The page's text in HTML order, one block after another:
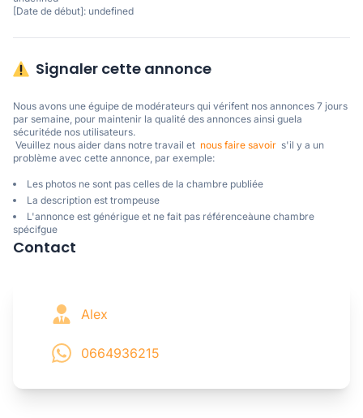
[Date de début]: undefined
Signaler cette annonce
Nous avons une éguipe de modérateurs qui vérifent nos annonces 7 jours
par semaine, pour maintenir la qualité des annonces ainsi guela
sécuritéde nos utilisateurs.
Veuillez nous aider dans notre travail et nous faire savoir
  s'il y a un
problème avec cette annonce, par exemple:
Les photos ne sont pas celles de la chambre publiée
La description est trompeuse
L'annonce est générigue et ne fait pas référenceàune chambre
spécifgue
Contact
Alex
0664936215